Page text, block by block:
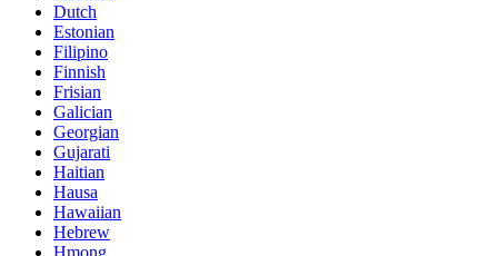
Dutch
Estonian
Filipino
Finnish
Frisian
Galician
Georgian
Gujarati
Haitian
Hausa
Hawaiian
Hebrew